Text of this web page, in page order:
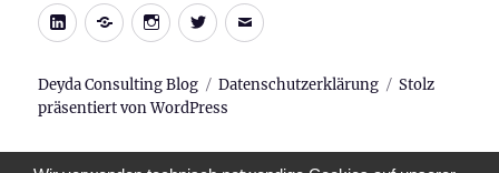
LinkedIn
Xing Instagram
TwitterE-
Deyda Consulting Blog Datenschutzerklärung
Stolz
präsentiert von WordPress